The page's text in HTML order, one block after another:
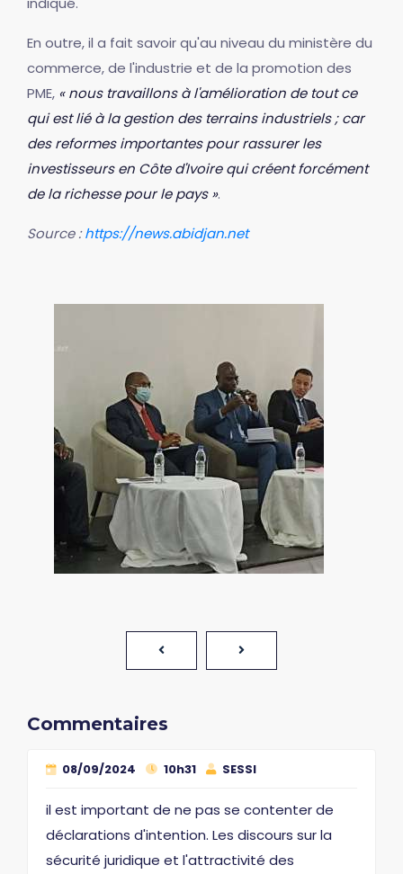
En outre, il a fait savoir qu'au niveau du ministère du
commerce, de l'industrie et de la promotion des
PME, « nous travaillons à l'amélioration de tout ce
qui est lié à la gestion des terrains industriels ; car
des reformes importantes pour rassurer les
investisseurs en Côte d'Ivoire qui créent forcément
de la richesse pour le pays ».
Source :https://news.abidjan.net
Commentaires
08/09/2024 10h31 SESSI
il est important de ne pas se contenter de
déclarations d'intention. Les discours sur la
sécurité juridique et l'attractivité des